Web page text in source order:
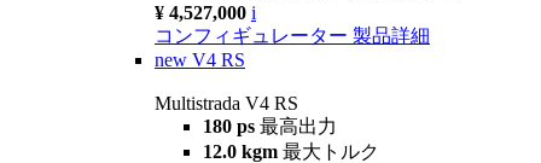
¥ 4,527,000 i
コンフィギュレーター 製品詳細
new V4 RS
Multistrada V4 RS
180 ps 最高出力
12.0 kgm 最大トルク